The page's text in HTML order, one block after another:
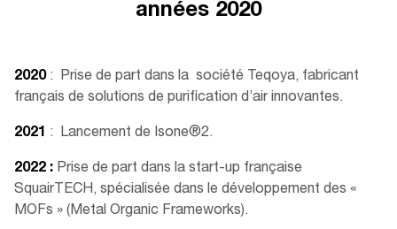
années 2020
2020 : Prise de part dans la société Teqoya, fabricant
français de solutions de purification d’air innovantes.​
2021 : Lancement de Isone®2​.
2022 : Prise de part dans la start-up française
SquairTECH, spécialisée dans le développement des «
MOFs » (Metal Organic Frameworks).